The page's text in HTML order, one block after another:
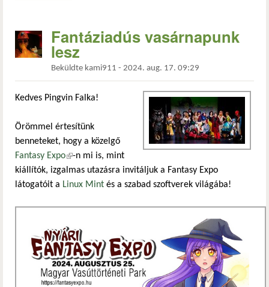
Fantáziadús vasárnapunk
lesz
Beküldte kami911 - 2024. aug. 17. 09:29
Kedves Pingvin Falka!
Örömmel értesítünk
benneteket, hogy a közelgő
Fantasy Expo(külső hivatkozás)
-n mi is, mint
kiállítók, izgalmas utazásra invitáljuk a Fantasy Expo
látogatóit a Linux Mint és a szabad szoftverek világába!